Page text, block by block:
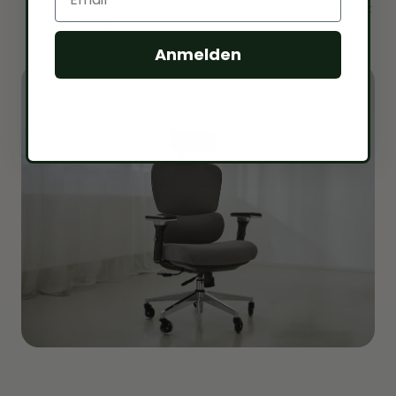
bei Bildschirmarbeit oft überlastet – die 3D-Kopfstütze stützt
genau richtig.
Anmelden